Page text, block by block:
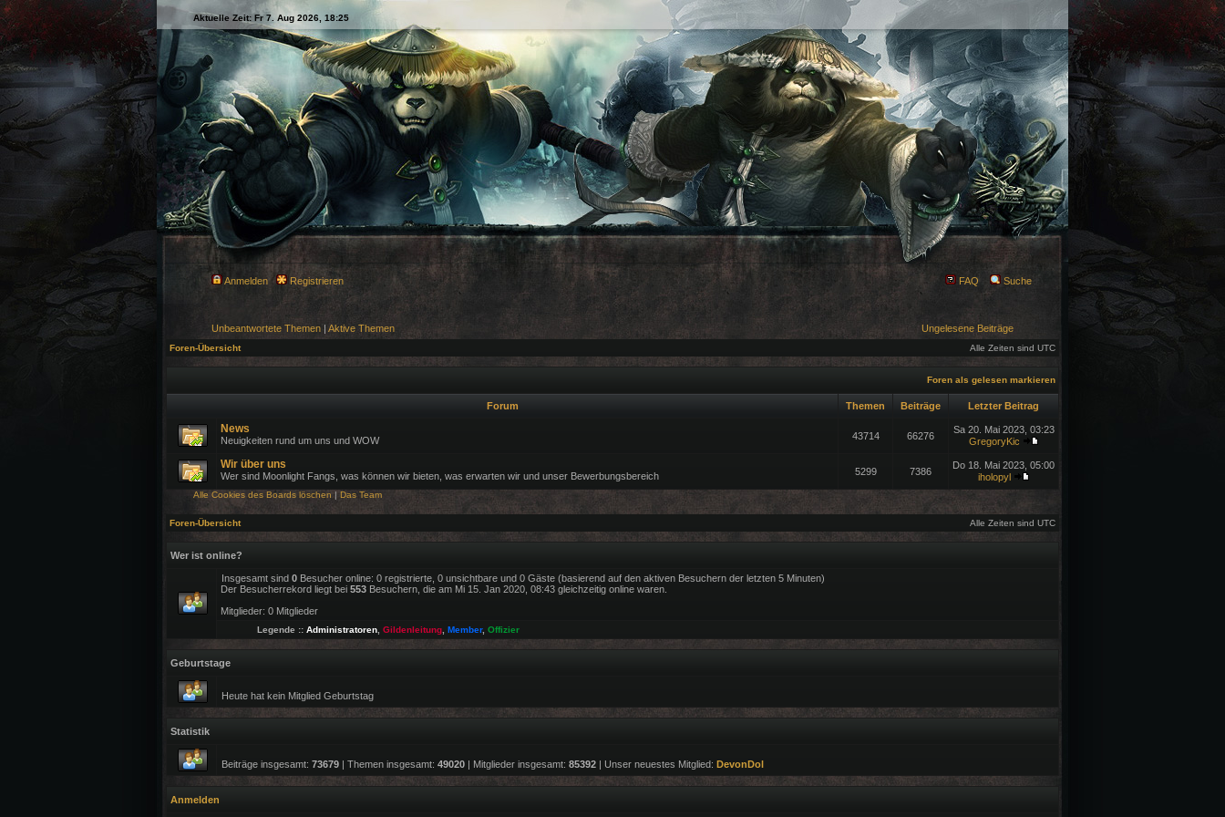
Aktuelle Zeit: Fr 7. Aug 2026, 18:25
Anmelden Registrieren FAQ Suche
Unbeantwortete Themen | Aktive Themen Ungelesene Beiträge
Foren-Übersicht Alle Zeiten sind UTC
Foren als gelesen markieren
Forum Themen Beiträge Letzter Beitrag
News
Neuigkeiten rund um uns und WOW 43714 66276
Sa 20. Mai 2023, 03:23
GregoryKic
Wir über uns
Wer sind Moonlight Fangs, was können wir bieten, was erwarten wir und unser Bewerbungsbereich 5299 7386
Do 18. Mai 2023, 05:00
iholopyl
Alle Cookies des Boards löschen | Das Team
Foren-Übersicht Alle Zeiten sind UTC
Wer ist online?
Insgesamt sind 0 Besucher online: 0 registrierte, 0 unsichtbare und 0 Gäste (basierend auf den aktiven Besuchern der letzten 5 Minuten)
Der Besucherrekord liegt bei 553 Besuchern, die am Mi 15. Jan 2020, 08:43 gleichzeitig online waren.
Mitglieder: 0 Mitglieder
Legende :: Administratoren Gildenleitung Member, Offizier
Geburtstage
Heute hat kein Mitglied Geburtstag
Statistik
Beiträge insgesamt: 73679 | Themen insgesamt: 49020 | Mitglieder insgesamt: 85392 | Unser neuestes Mitglied: DevonDol
Anmelden